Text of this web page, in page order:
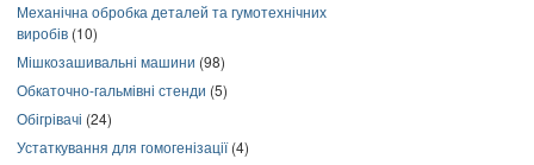
Механічна обробка деталей та гумотехнічних
виробів (10)
Мішкозашивальні машини (98)
Обкаточно-гальмівні стенди (5)
Обігрівачі (24)
Устаткування для гомогенізації(4)